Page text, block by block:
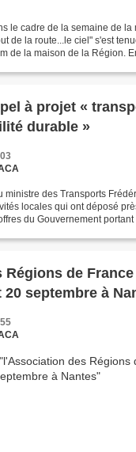
le cadre de la semaine de la
de la route...le ciel" s'est
de la maison de la Région.
à projet «
durable »
ministre des Transports
locales qui ont déposé
du Gouvernement
Régions de France
septembre à